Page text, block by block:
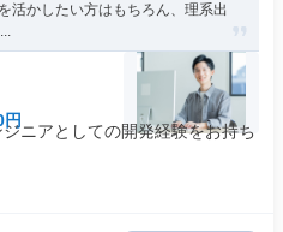
活かしたい方はもちろん、理系出
ニアとしての開発経験をお持ち